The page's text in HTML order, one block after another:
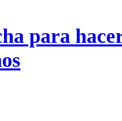
para